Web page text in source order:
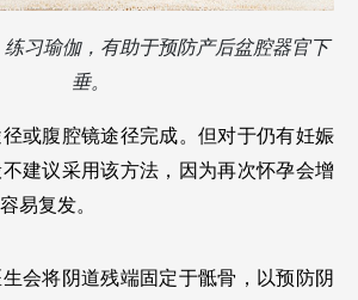
习瑜伽，有助于预防产后盆腔器官下
垂。
或腹腔镜途径完成。但对于仍有妊娠
建议采用该方法，因为再次怀孕会增
易复发。
会将阴道残端固定于骶骨，以预防阴